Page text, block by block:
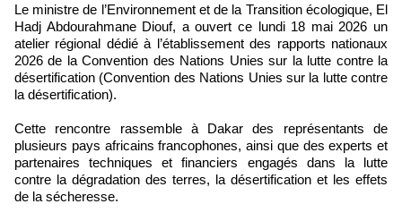
Le ministre de l’Environnement et de la Transition écologique, El
Hadj Abdourahmane Diouf, a ouvert ce lundi 18 mai 2026 un
atelier régional dédié à l’établissement des rapports nationaux
2026 de la Convention des Nations Unies sur la lutte contre la
désertification (Convention des Nations Unies sur la lutte contre
la désertification).
Cette rencontre rassemble à Dakar des représentants de
plusieurs pays africains francophones, ainsi que des experts et
partenaires techniques et financiers engagés dans la lutte
contre la dégradation des terres, la désertification et les effets
de la sécheresse.